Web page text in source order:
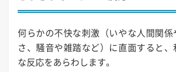
何らかの不快な刺激（いやな人間関
さ、騒音や雑踏など）に直面すると
な反応をあらわします。